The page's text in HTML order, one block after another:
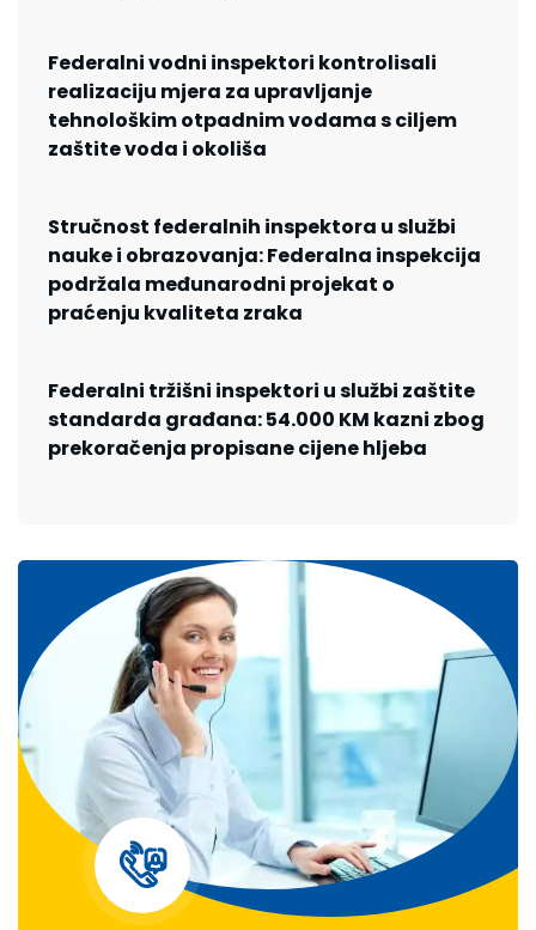
Federalni vodni inspektori kontrolisali
realizaciju mjera za upravljanje
tehnološkim otpadnim vodama s ciljem
zaštite voda i okoliša
Stručnost federalnih inspektora u službi
nauke i obrazovanja: Federalna inspekcija
podržala međunarodni projekat o
praćenju kvaliteta zraka
Federalni tržišni inspektori u službi zaštite
standarda građana: 54.000 KM kazni zbog
prekoračenja propisane cijene hljeba